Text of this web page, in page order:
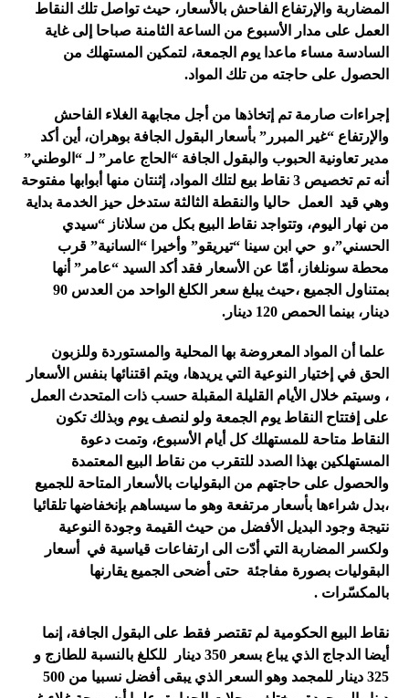
المضاربة والإرتفاع الفاحش بالأسعار، حيث تواصل تلك النقاط
العمل على مدار الأسبوع من الساعة الثامنة صباحا إلى غاية
السادسة مساء ماعدا يوم الجمعة، لتمكين المستهلك من
الحصول على حاجته من تلك المواد.
إجراءات صارمة تم إتخاذها من أجل مجابهة الغلاء الفاحش
والإرتفاع “غير المبرر” بأسعار البقول الجافة بوهران، أين أكد
مدير تعاونية الحبوب والبقول الجافة “الحاج عامر” لـ “الوطني”
أنه تم تخصيص 3 نقاط بيع لتلك المواد، إثنتان منها أبوابها مفتوحة
وهي قيد العمل حاليا والنقطة الثالثة ستدخل حيز الخدمة بداية
من نهار اليوم، وتتواجد نقاط البيع بكل من سلاناز “سيدي
الحسني”،و حي ابن سينا “تيريقو” وأخيرا “السانية” قرب
محطة سونلغاز، أمّا عن الأسعار فقد أكد السيد “عامر” أنها
بمتناول الجميع ،حيث يبلغ سعر الكلغ الواحد من العدس 90
دينار، بينما الحمص 120 دينار.
علما أن المواد المعروضة بها المحلية والمستوردة وللزبون
الحق في إختيار النوعية التي يريدها، ويتم اقتنائها بنفس الأسعار
، وسيتم خلال الأيام القليلة المقبلة حسب ذات المتحدث العمل
على إفتتاح النقاط يوم الجمعة ولو لنصف يوم وبذلك تكون
النقاط متاحة للمستهلك كل أيام الأسبوع، وتمت دعوة
المستهلكين بهذا الصدد للتقرب من نقاط البيع المعتمدة
والحصول على حاجتهم من البقوليات بالأسعار المتاحة للجميع
،بدل شراءها بأسعار مرتفعة وهو ما سيساهم بإنخفاضها تلقائيا
نتيجة وجود البديل الأفضل من حيث القيمة وجودة النوعية
ولكسر المضاربة التي أدّت الى ارتفاعات قياسية في أسعار
البقوليات بصورة مفاجئة حتى أضحى الجميع يقارنها
بالمكسّرات .
نقاط البيع الحكومية لم تقتصر فقط على البقول الجافة، إنما
أيضا الدجاج الذي يباع بسعر 350 دينار للكلغ بالنسبة للطازج و
325 دينار للمجمد وهو السعر الذي يبقى أفضل نسبيا من 500